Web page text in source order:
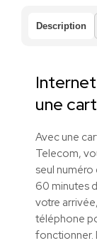
Description
une
Avec une
Telecom,
seul
60 minutes
votre
téléphone
fonctionner.